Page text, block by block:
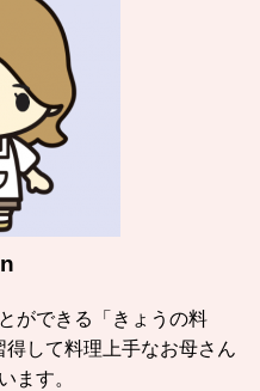
ができる「きょうの料
して料理上手なお母さん
ます。